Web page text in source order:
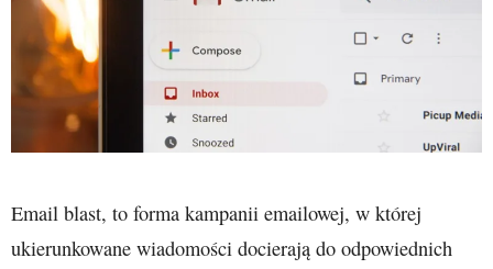
Email blast, to forma kampanii emailowej, w której
ukierunkowane wiadomości docierają do odpowiednich